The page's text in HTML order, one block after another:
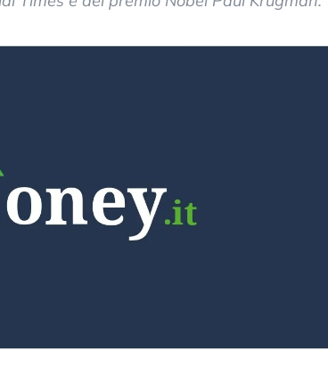
sta
Starlink. Gli investitori stanno